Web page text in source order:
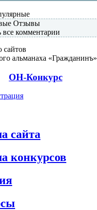
Отзывы
все комментарии
сайтов
альманаха «Гражданинъ»
ОН-Конкурс
сайта
конкурсов